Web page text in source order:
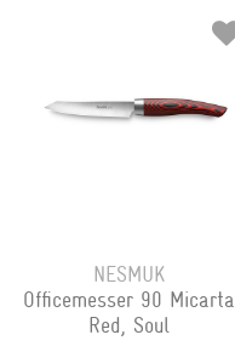
NESMUK
Officemesser 90 Micarta
Red, Soul